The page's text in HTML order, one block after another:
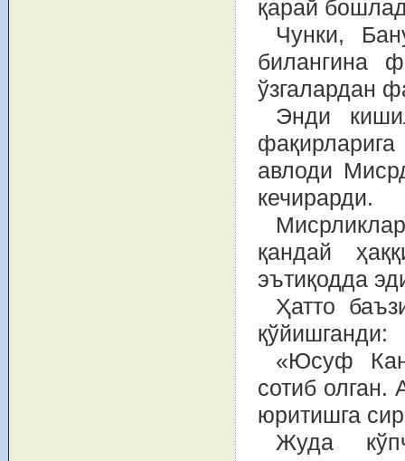
қарай
Чунки,
билангина
ўзгалардан
Энди
авлоди
кечирарди.
қандай
эътиқодда
Ҳатто
қўйишганди:
«Юсуф
сотиб олган.
юритишга
Жуда